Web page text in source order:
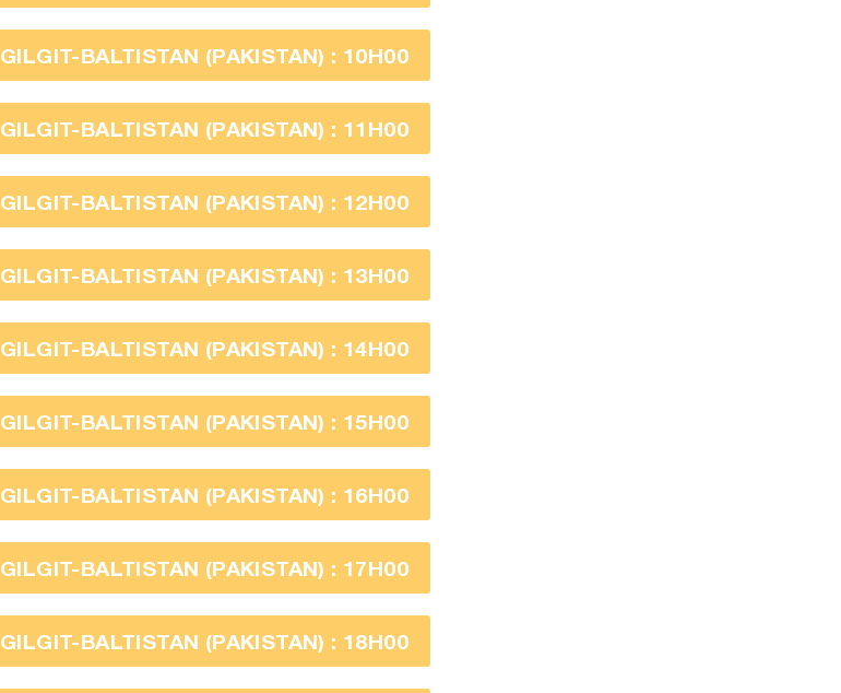
GILGIT-BALTISTAN (PAKISTAN) : 10H00
GILGIT-BALTISTAN (PAKISTAN) : 11H00
GILGIT-BALTISTAN (PAKISTAN) : 12H00
GILGIT-BALTISTAN (PAKISTAN) : 13H00
GILGIT-BALTISTAN (PAKISTAN) : 14H00
GILGIT-BALTISTAN (PAKISTAN) : 15H00
GILGIT-BALTISTAN (PAKISTAN) : 16H00
GILGIT-BALTISTAN (PAKISTAN) : 17H00
GILGIT-BALTISTAN (PAKISTAN) : 18H00